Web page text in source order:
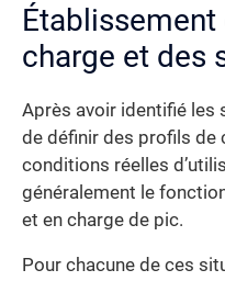
charge et des
Après avoir identifié les
de définir des profils de
conditions réelles
généralement le
et en charge de pic.
Pour chacune de ces